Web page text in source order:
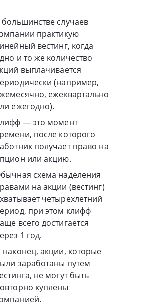
большинстве случаев
практикую
вестинг, когда
и то же количество
выплачивается
(например,
ежеквартально
ежегодно).
— это момент
после которого
получает право на
или акцию.
схема наделения
на акции (вестинг)
четырехлетний
при этом клифф
всего достигается
1 год.
наконец, акции, которые
заработаны путем
не могут быть
куплены